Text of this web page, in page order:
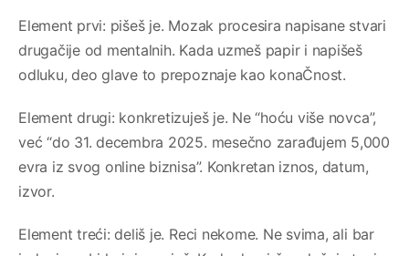
Element prvi: pišeš je. Mozak procesira napisane stvari
drugačije od mentalnih. Kada uzmeš papir i napišeš
odluku, deo glave to prepoznaje kao konaČnost.
Element drugi: konkretizuješ je. Ne “hoću više novca”,
već “do 31. decembra 2025. mesečno zarađujem 5,000
evra iz svog online biznisa”. Konkretan iznos, datum,
izvor.
Element treći: deliš je. Reci nekome. Ne svima, ali bar